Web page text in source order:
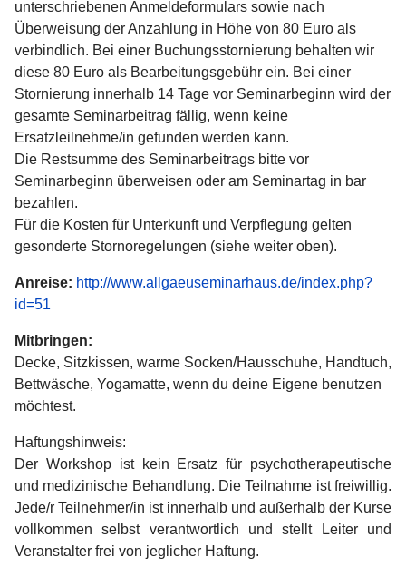
unterschriebenen Anmeldeformulars sowie nach
Überweisung der Anzahlung in Höhe von 80 Euro als
verbindlich. Bei einer Buchungsstornierung behalten wir
diese 80 Euro als Bearbeitungsgebühr ein. Bei einer
Stornierung innerhalb 14 Tage vor Seminarbeginn wird der
gesamte Seminarbeitrag fällig, wenn keine
Ersatzleilnehme/in gefunden werden kann.
Die Restsumme des Seminarbeitrags bitte vor
Seminarbeginn überweisen oder am Seminartag in bar
bezahlen.
Für die Kosten für Unterkunft und Verpflegung gelten
gesonderte Stornoregelungen (siehe weiter oben).
Anreise: http://www.allgaeuseminarhaus.de/index.php?
id=51
Mitbringen:
Decke, Sitzkissen, warme Socken/Hausschuhe, Handtuch,
Bettwäsche, Yogamatte, wenn du deine Eigene benutzen
möchtest.
Haftungshinweis:
Der Workshop ist kein Ersatz für psychotherapeutische
und medizinische Behandlung. Die Teilnahme ist freiwillig.
Jede/r Teilnehmer/in ist innerhalb und außerhalb der Kurse
vollkommen selbst verantwortlich und stellt Leiter und
Veranstalter frei von jeglicher Haftung.